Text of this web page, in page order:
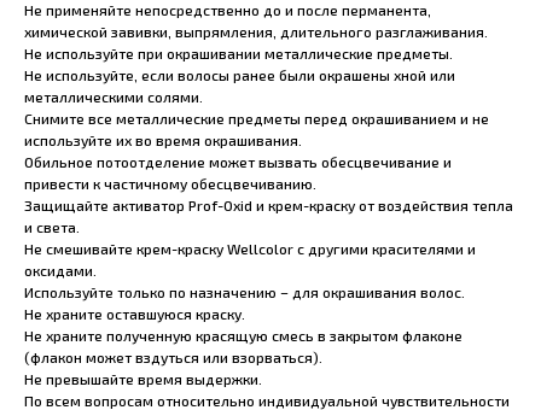
Не применяйте непосредственно до и после перманента,
химической завивки, выпрямления, длительного разглаживания.
Не используйте при окрашивании металлические предметы.
Не используйте, если волосы ранее были окрашены хной или
металлическими солями.
Снимите все металлические предметы перед окрашиванием и не
используйте их во время окрашивания.
Обильное потоотделение может вызвать обесцвечивание и
привести к частичному обесцвечиванию.
Защищайте активатор Prof-Oxid и крем-краску от воздействия тепла
и света.
Не смешивайте крем-краску Wellcolor с другими красителями и
оксидами.
Используйте только по назначению – для окрашивания волос.
Не храните оставшуюся краску.
Не храните полученную красящую смесь в закрытом флаконе
(флакон может вздуться или взорваться).
Не превышайте время выдержки.
По всем вопросам относительно индивидуальной чувствительности